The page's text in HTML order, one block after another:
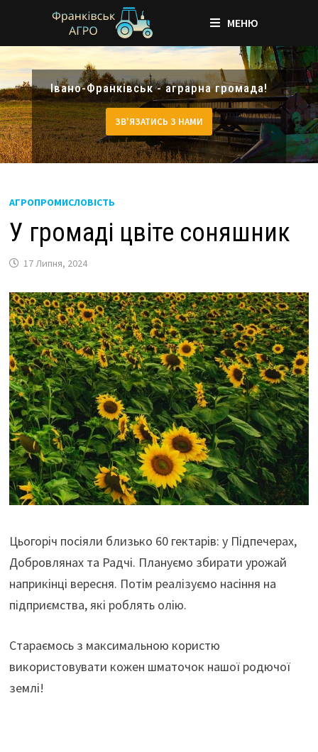
content
МЕНЮ
Івано-Франківськ - аграрна громада!
ЗВ'ЯЗАТИСЬ З НАМИ
АГРОПРОМИСЛОВІСТЬ
У громаді цвіте соняшник
17 Липня, 2024
Цьогоріч посіяли близько 60 гектарів: у Підпечерах,
Добровлянах та Радчі. Плануємо збирати урожай
наприкінці вересня. Потім реалізуємо насіння на
підприємства, які роблять олію.
Стараємось з максимальною користю
використовувати кожен шматочок нашої родючої
землі!